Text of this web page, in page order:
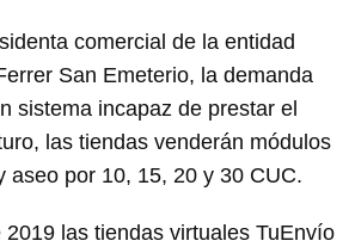
comercial de la entidad
San Emeterio, la demanda
sistema incapaz de prestar el
las tiendas venderán módulos
aseo por 10, 15, 20 y 30 CUC.
2019 las tiendas virtuales TuEnvío